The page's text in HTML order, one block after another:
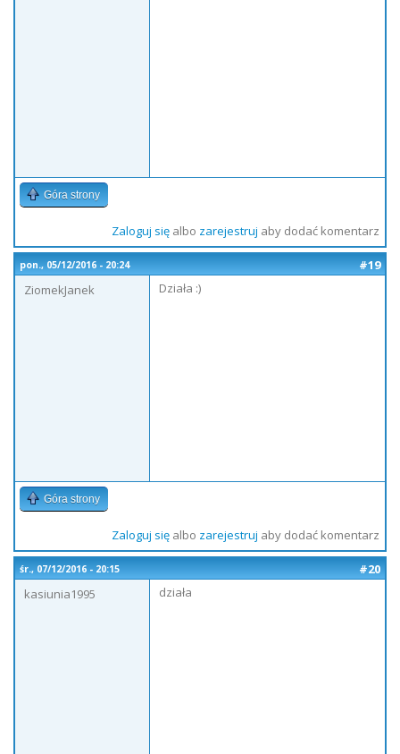
Góra strony
Zaloguj sięalbo zarejestruj aby dodać komentarz
pon., 05/12/2016 - 20:24
#19
ZiomekJanek
Działa :)
Góra strony
Zaloguj sięalbo zarejestruj aby dodać komentarz
śr., 07/12/2016 - 20:15
#20
kasiunia1995
działa